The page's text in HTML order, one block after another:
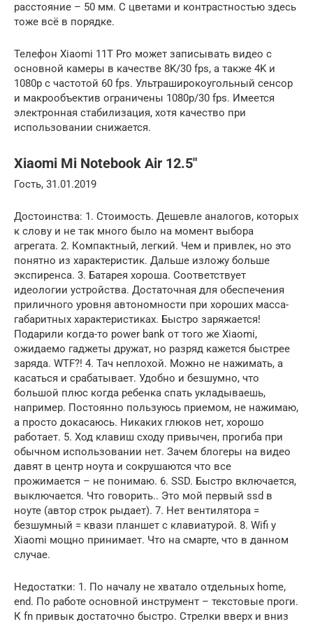
расстояние – 50 мм. С цветами и контрастностью здесь
тоже всё в порядке.
Телефон Xiaomi 11T Pro может записывать видео с
основной камеры в качестве 8K/30 fps, а также 4K и
1080p с частотой 60 fps. Ультраширокоугольный сенсор
и макрообъектив ограничены 1080p/30 fps. Имеется
электронная стабилизация, хотя качество при
использовании снижается.
Xiaomi Mi Notebook Air 12.5″
Гость, 31.01.2019
Достоинства: 1. Стоимость. Дешевле аналогов, которых
к слову и не так много было на момент выбора
агрегата. 2. Компактный, легкий. Чем и привлек, но это
понятно из характеристик. Дальше изложу больше
экспиренса. 3. Батарея хороша. Соответствует
идеологии устройства. Достаточная для обеспечения
приличного уровня автономности при хороших масса-
габаритных характеристиках. Быстро заряжается!
Подарили когда-то power bank от того же Xiaomi,
ожидаемо гаджеты дружат, но разряд кажется быстрее
заряда. WTF?! 4. Тач неплохой. Можно не нажимать, а
касаться и срабатывает. Удобно и безшумно, что
большой плюс когда ребенка спать укладываешь,
например. Постоянно пользуюсь приемом, не нажимаю,
а просто докасаюсь. Никаких глюков нет, хорошо
работает. 5. Ход клавиш сходу привычен, прогиба при
обычном использовании нет. Зачем блогеры на видео
давят в центр ноута и сокрушаются что все
прожимается – не понимаю. 6. SSD. Быстро включается,
выключается. Что говорить.. Это мой первый ssd в
ноуте (автор строк рыдает). 7. Нет вентилятора =
безшумный = квази планшет с клавиатурой. 8. Wifi у
Xiaomi мощно принимает. Что на смарте, что в данном
случае.
Недостатки: 1. По началу не хватало отдельных home,
end. По работе основной инструмент – текстовые проги.
К fn привык достаточно быстро. Стрелки вверх и вниз